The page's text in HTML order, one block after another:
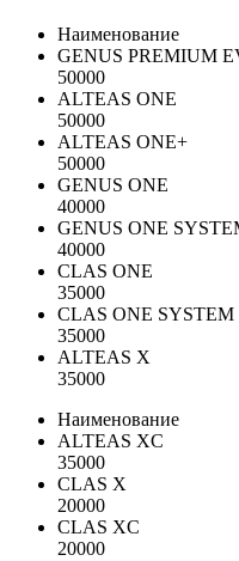
Наименование
GENUS PREMIUM
50000
ALTEAS ONE
50000
ALTEAS ONE+
50000
GENUS ONE
40000
GENUS ONE
40000
CLAS ONE
35000
CLAS ONE SYSTEM
35000
ALTEAS X
35000
Наименование
ALTEAS XC
35000
CLAS X
20000
CLAS XC
20000